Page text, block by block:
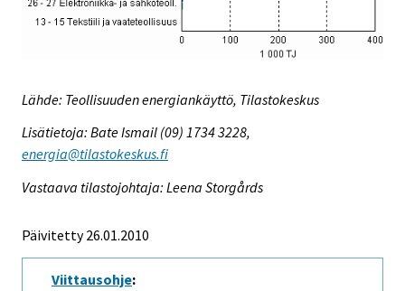
Lähde: Teollisuuden energiankäyttö, Tilastokeskus
Lisätietoja: Bate Ismail (09) 1734 3228,
energia@tilastokeskus.fi
Vastaava tilastojohtaja: Leena Storgårds
Päivitetty 26.01.2010
Viittausohje: